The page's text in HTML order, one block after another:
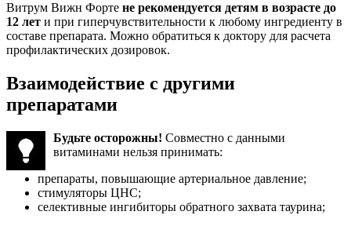
Витрум Вижн Форте не рекомендуется детям в возрасте до
12 лет и при гиперчувствительности к любому ингредиенту в
составе препарата. Можно обратиться к доктору для расчета
профилактических дозировок.
Взаимодействие с другими
препаратами
Будьте осторожны! Совместно с данными
витаминами нельзя принимать:
препараты, повышающие артериальное давление;
стимуляторы ЦНС;
селективные ингибиторы обратного захвата таурина;